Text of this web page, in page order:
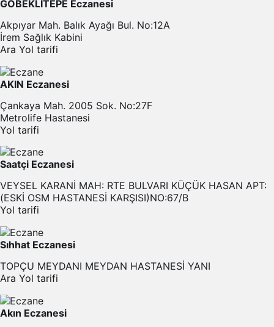
GÖBEKLİTEPE Eczanesi
Akpıyar Mah. Balık Ayağı Bul. No:12A
İrem Sağlık Kabini
Ara Yol tarifi
AKIN Eczanesi
Çankaya Mah. 2005 Sok. No:27F
Metrolife Hastanesi
Yol tarifi
Saatçi Eczanesi
VEYSEL KARANİ MAH: RTE BULVARI KÜÇÜK HASAN APT:
(ESKİ OSM HASTANESİ KARŞISI)NO:67/B
Yol tarifi
Sıhhat Eczanesi
TOPÇU MEYDANI MEYDAN HASTANESİ YANI
Ara Yol tarifi
Akın Eczanesi